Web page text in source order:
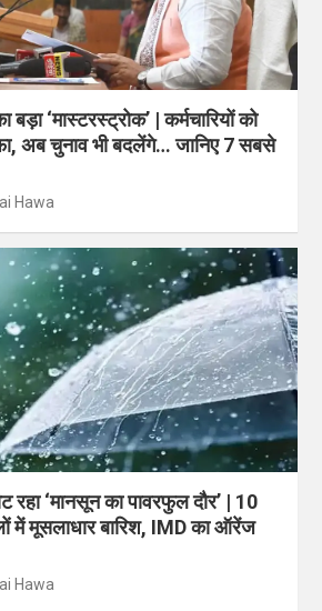
‘मास्टरस्ट्रोक’ | कर्मचारियों को
अब चुनाव भी बदलेंगे… जानिए 7 सबसे
Hawa
रहा ‘मानसून का पावरफुल दौर’ | 10
में मूसलाधार बारिश, IMD का ऑरेंज
Hawa